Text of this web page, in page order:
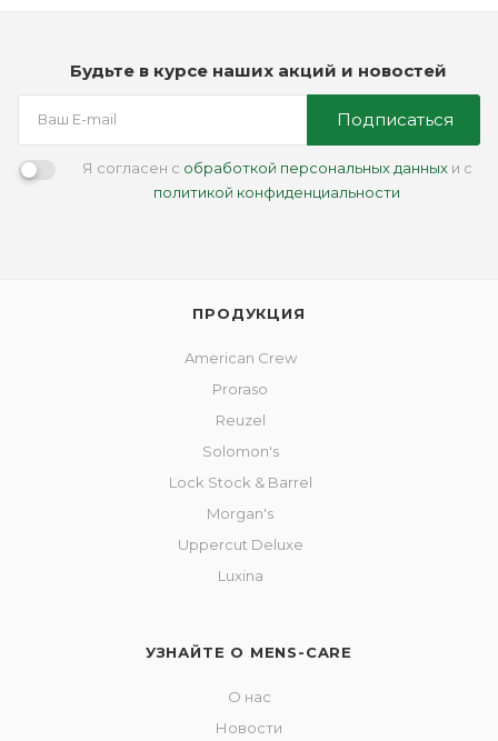
Будьте в курсе наших акций и новостей
Подписаться
Я согласен с обработкой персональных данныхи с
политикой конфиденциальности
ПРОДУКЦИЯ
American Crew
Proraso
Reuzel
Solomon's
Lock Stock & Barrel
Morgan's
Uppercut Deluxe
Luxina
УЗНАЙТЕ О MENS-CARE
О нас
Новости